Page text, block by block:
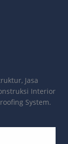
Jasa
Interior
System.